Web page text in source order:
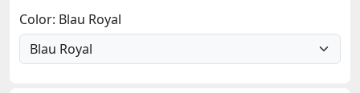
Color: Blau Royal